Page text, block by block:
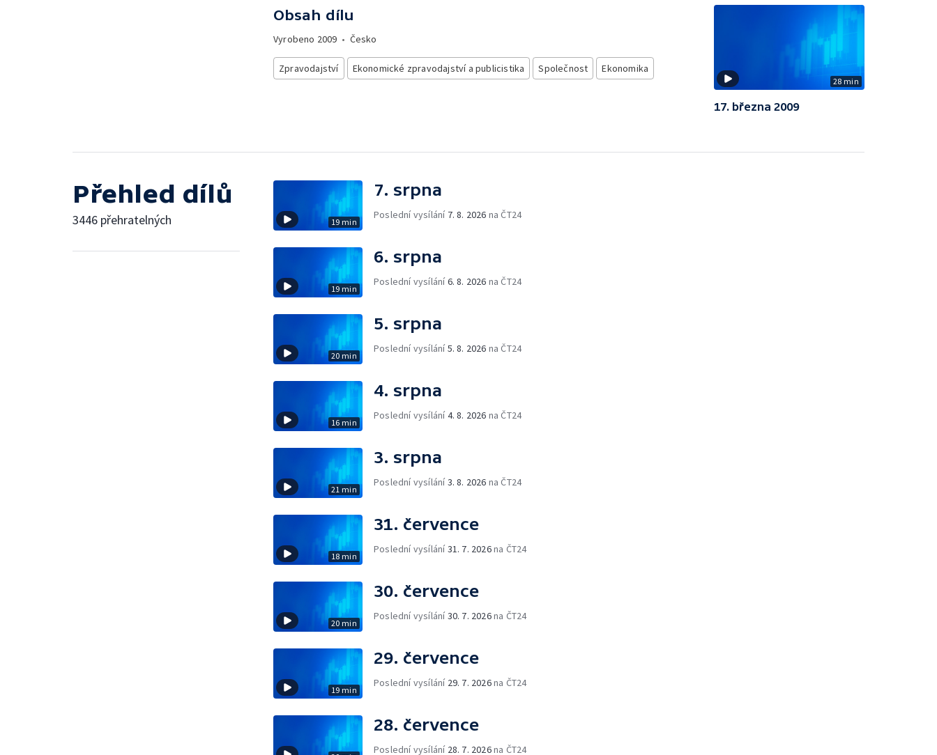
Obsah dílu
Vyrobeno 2009 • Česko
Zpravodajství Ekonomické zpravodajství a publicistika Společnost Ekonomika
28 min
17. března 2009
Přehled dílů
3446 přehratelných 19 min
7. srpna
Poslední vysílání 7. 8. 2026 na ČT24
19 min
6. srpna
Poslední vysílání6. 8. 2026 na ČT24
20 min
5. srpna
Poslední vysílání5. 8. 2026 na ČT24
16 min
4. srpna
Poslední vysílání4. 8. 2026 na ČT24
21 min
3. srpna
Poslední vysílání3. 8. 2026 na ČT24
18 min
31. července
Poslední vysílání31. 7. 2026na ČT24
20 min
30. července
Poslední vysílání30. 7. 2026na ČT24
19 min
29. července
Poslední vysílání 29. 7. 2026na ČT24
28. července
Poslední vysílání 28. 7. 2026na ČT24